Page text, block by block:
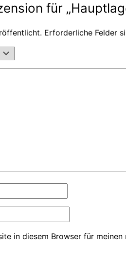
für
Erforderliche Felder
in diesem Browser für